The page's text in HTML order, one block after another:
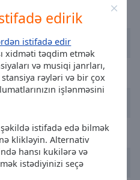
edirik
istifadə edir
xidməti təqdim etmək
və musiqi janrları,
rəyləri və bir çox
işlənməsini
şəkildə istifadə edə bilmək
klikləyin. Alternativ
hansı kukilərə və
istədiyinizi seçə